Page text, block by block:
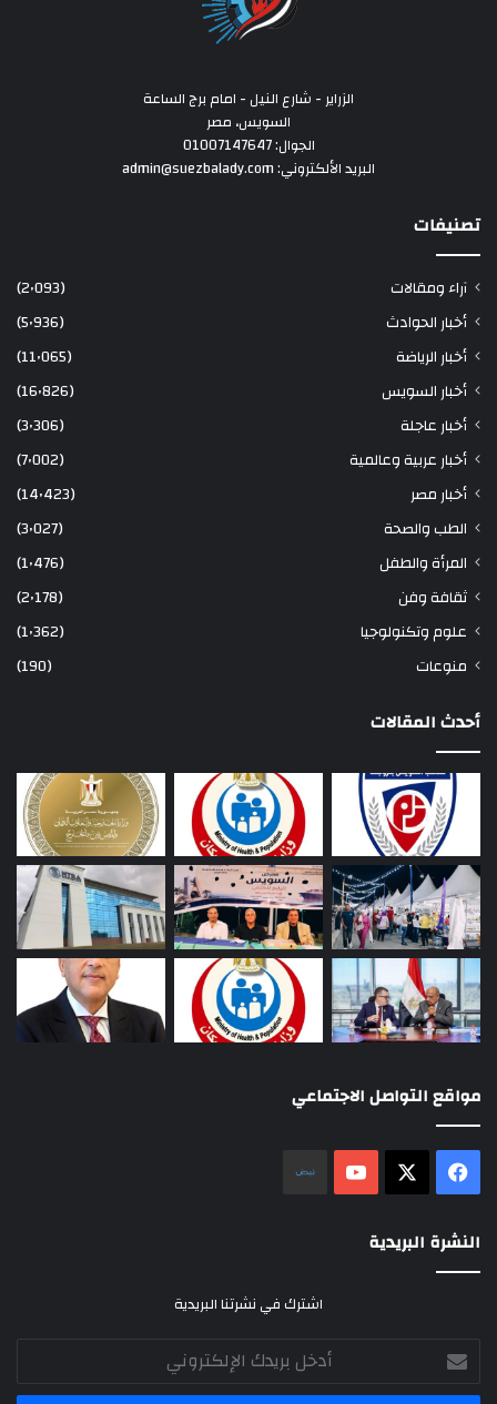
الزراير - شارع النيل - امام برج الساعة
السويس، مصر
الجوال: 01007147647
البريد الألكتروني: admin@suezbalady.com
تصنيفات
آراء ومقالات
(2٬093)
أخبار الحوادث
(5٬936)
أخبار الرياضة
(11٬065)
أخبار السويس
(16٬826)
أخبار عاجلة
(3٬306)
أخبار عربية وعالمية
(7٬002)
أخبار مصر
(14٬423)
الطب والصحة
(3٬027)
المرأة والطفل
(1٬476)
ثقافة وفن
(2٬178)
علوم وتكنولوجيا
(1٬362)
منوعات
(190)
أحدث المقالات
مواقع التواصل الاجتماعي
فيسبوك ‫YouTube
النشرة البريدية
اشترك في نشرتنا البريدية
أدخل
بريدك
الإلكتروني